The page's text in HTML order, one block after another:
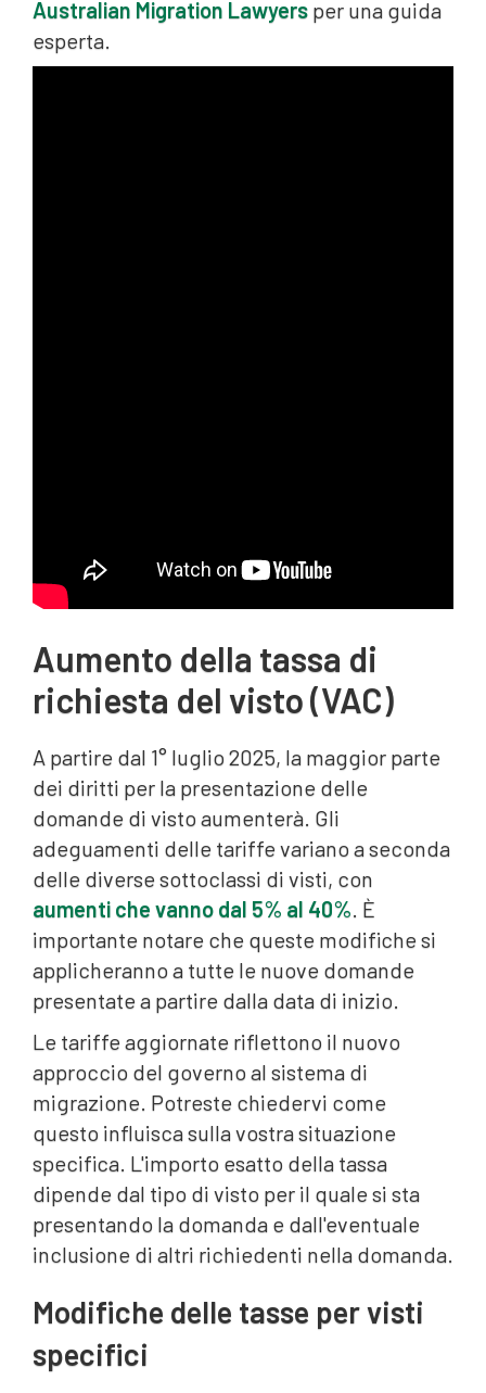
Australian Migration Lawyers per una guida
esperta.
Aumento della tassa di
richiesta del visto (VAC)
A partire dal 1° luglio 2025, la maggior parte
dei diritti per la presentazione delle
domande di visto aumenterà. Gli
adeguamenti delle tariffe variano a seconda
delle diverse sottoclassi di visti, con
aumenti che vanno dal 5% al 40%. È
importante notare che queste modifiche si
applicheranno a tutte le nuove domande
presentate a partire dalla data di inizio.
Le tariffe aggiornate riflettono il nuovo
approccio del governo al sistema di
migrazione. Potreste chiedervi come
questo influisca sulla vostra situazione
specifica. L'importo esatto della tassa
dipende dal tipo di visto per il quale si sta
presentando la domanda e dall'eventuale
inclusione di altri richiedenti nella domanda.
Modifiche delle tasse per visti
specifici